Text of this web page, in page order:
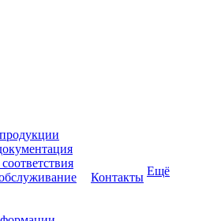
Контакты Ещё